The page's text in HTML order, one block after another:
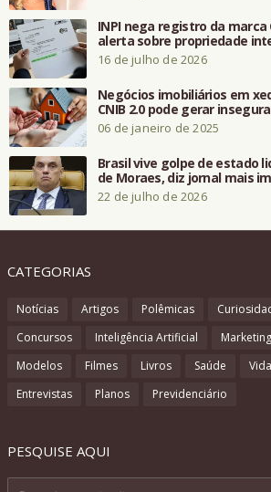
INPI nega registro da marca
alerta sobre propriedade
16 de julho de 2026
Negócios imobiliários em
CNIB 2.0 pode gerar
06 de janeiro de 2025
Brasil vive golpe de estado
de Moraes, diz jornal mais
22 de julho de 2026
CATEGORIAS
Notícias Artigos Polêmicas
Concursos
Inteligência Artificial Marketing
Modelos
Filmes Livros Saúde
Entrevistas
Planos Previdenciário
PESQUISE AQUI